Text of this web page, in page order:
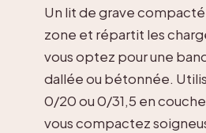
Un lit de grave
zone et répartit les
vous optez pour une
dallée ou bétonnée.
0/20 ou 0/31,5 en
vous compactez